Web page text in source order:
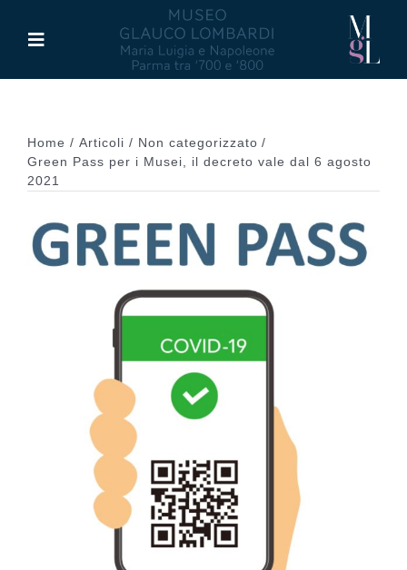
contenuto
Toggle
Maria Luigia d’Asburgo
Pubblicazioni
Contatti e biglietti
Home Articoli
Non categorizzato
Green Pass per i Musei, il decreto vale dal 6 agosto
2021